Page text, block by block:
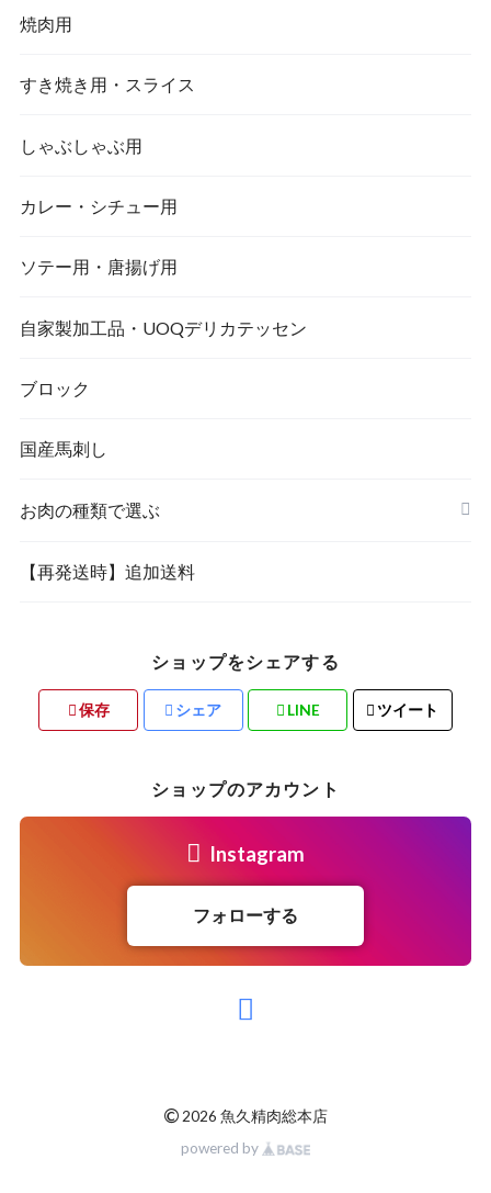
焼肉用
すき焼き用・スライス
しゃぶしゃぶ用
カレー・シチュー用
ソテー用・唐揚げ用
自家製加工品・UOQデリカテッセン
ブロック
国産馬刺し
お肉の種類で選ぶ
【再発送時】追加送料
ショップをシェアする
保存 シェア LINE ツイート
ショップのアカウント
Instagram
フォローする
© 2026 魚久精肉総本店
powered by